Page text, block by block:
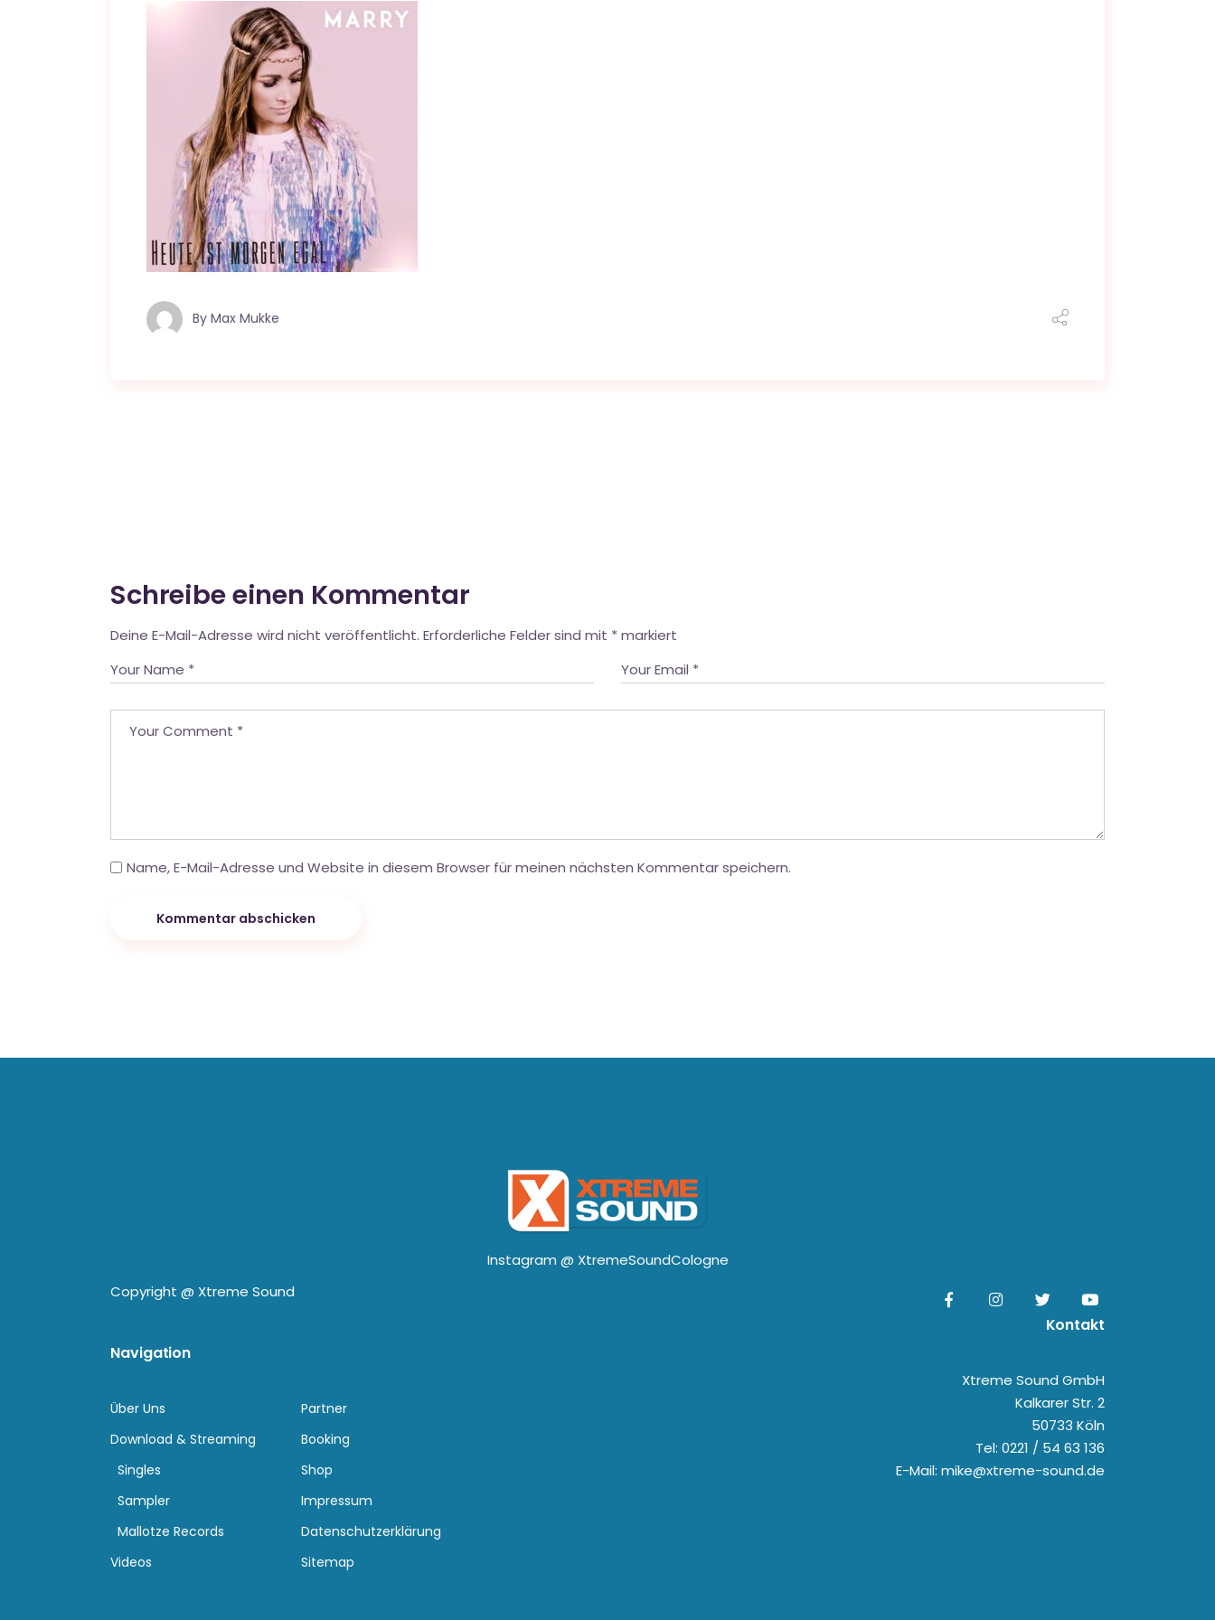
By Max Mukke
Schreibe einen Kommentar
Deine E-Mail-Adresse wird nicht veröffentlicht. Erforderliche Felder sind mit * markiert
Name, E-Mail-Adresse und Website in diesem Browser für meinen nächsten Kommentar speichern.
Kommentar abschicken
Instagram @ XtremeSoundCologne
Copyright @ Xtreme Sound
Navigation
Über Uns
Download & Streaming
Singles
Sampler
Mallotze Records
Videos
Partner
Booking
Shop
Impressum
Datenschutzerklärung
Sitemap
Kontakt
Xtreme Sound GmbH
Kalkarer Str. 2
50733 Köln
Tel: 0221 / 54 63 136
E-Mail: mike@xtreme-sound.de